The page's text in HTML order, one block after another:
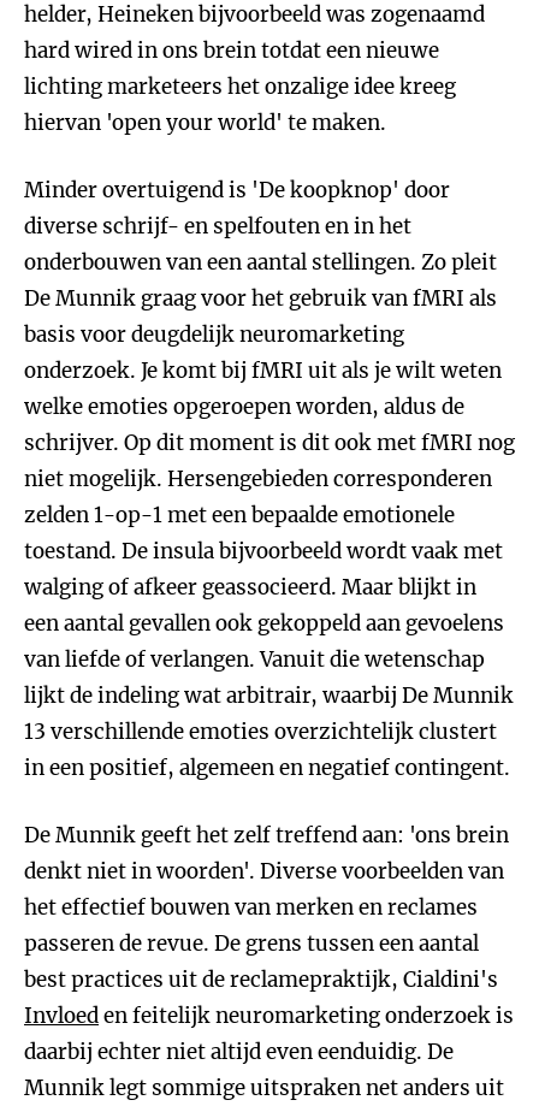
helder, Heineken bijvoorbeeld was zogenaamd
hard wired in ons brein totdat een nieuwe
lichting marketeers het onzalige idee kreeg
hiervan 'open your world' te maken.
Minder overtuigend is 'De koopknop' door
diverse schrijf- en spelfouten en in het
onderbouwen van een aantal stellingen. Zo pleit
De Munnik graag voor het gebruik van fMRI als
basis voor deugdelijk neuromarketing
onderzoek. Je komt bij fMRI uit als je wilt weten
welke emoties opgeroepen worden, aldus de
schrijver. Op dit moment is dit ook met fMRI nog
niet mogelijk. Hersengebieden corresponderen
zelden 1-op-1 met een bepaalde emotionele
toestand. De insula bijvoorbeeld wordt vaak met
walging of afkeer geassocieerd. Maar blijkt in
een aantal gevallen ook gekoppeld aan gevoelens
van liefde of verlangen. Vanuit die wetenschap
lijkt de indeling wat arbitrair, waarbij De Munnik
13 verschillende emoties overzichtelijk clustert
in een positief, algemeen en negatief contingent.
De Munnik geeft het zelf treffend aan: 'ons brein
denkt niet in woorden'. Diverse voorbeelden van
het effectief bouwen van merken en reclames
passeren de revue. De grens tussen een aantal
best practices uit de reclamepraktijk, Cialdini's
Invloeden feitelijk neuromarketing onderzoek is
daarbij echter niet altijd even eenduidig. De
Munnik legt sommige uitspraken net anders uit